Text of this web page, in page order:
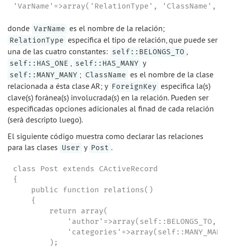
'VarName'=>array('RelationType',
donde VarName es el nombre de la relación;
RelationType especifica el tipo de relación, que puede ser
una de las cuatro constantes: self::BELONGS_TO
self::HAS_ONE self::HAS_MANY y
self::MANY_MANY ; ClassName es el nombre de la clase
relacionada a ésta clase AR; y ForeignKey especifica la(s)
clave(s) foránea(s) involucrada(s) en la relación. Pueden ser
especificadas opciones adicionales al finad de cada relación
(será descripto luego).
El siguiente código muestra como declarar las relaciones
para las clases User y Post .
class Post extends CActiveRecord
{
    public function relations()
    {
        return array(
'author'=>array(self::BELONGS_TO,
        );